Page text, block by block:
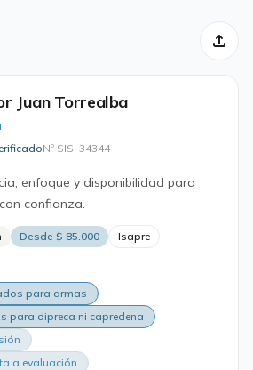
Juan Torrealba
Nº SIS: 34344·
enfoque y disponibilidad para
confianza.
Desde $ 85.000
Isapre
para armas
para dipreca ni capredena
a evaluación